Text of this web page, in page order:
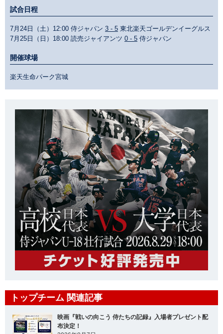
試合日程
7月24日（土）12:00 侍ジャパン 3 - 5 東北楽天ゴールデンイーグルス
7月25日（日）18:00 読売ジャイアンツ 0 - 5 侍ジャパン
開催球場
楽天生命パーク宮城
トップチーム 関連記事
映画『戦いの向こう 侍たちの記録』入場者プレゼント配
布決定！